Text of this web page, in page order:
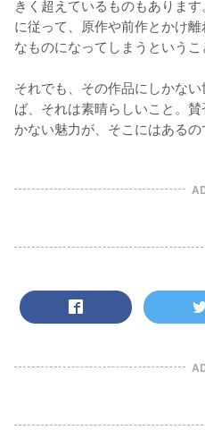
きく超えているものもありま
に従って、原作や前作とかけ
なものになってしまうというこ
それでも、その作品にしかな
ば、それは素晴らしいこと。
かない魅力が、そこにはあるの